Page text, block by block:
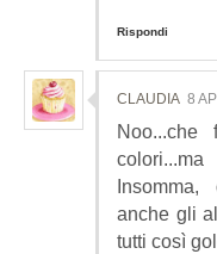
Rispondi
CLAUDIA 8
anche gli
tutti così